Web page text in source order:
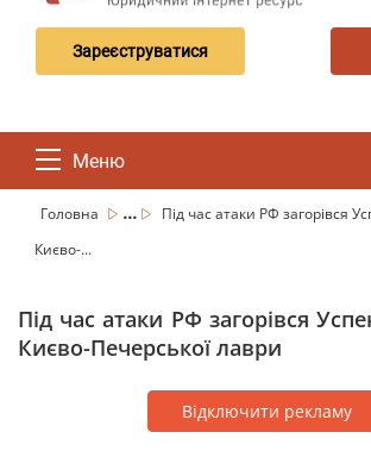
Зареєструватися
Меню
Головна ...
Під час атаки РФ загорівся
Києво-...
Під час атаки РФ загорівся
Києво-Печерської лаври
Відключити рекламу